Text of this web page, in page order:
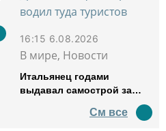
16:15 6.08.2026
В мире, Новости
Итальянец годами
выдавал самострой за
водил туда туристов
См все